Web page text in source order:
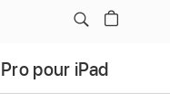
pour iPad